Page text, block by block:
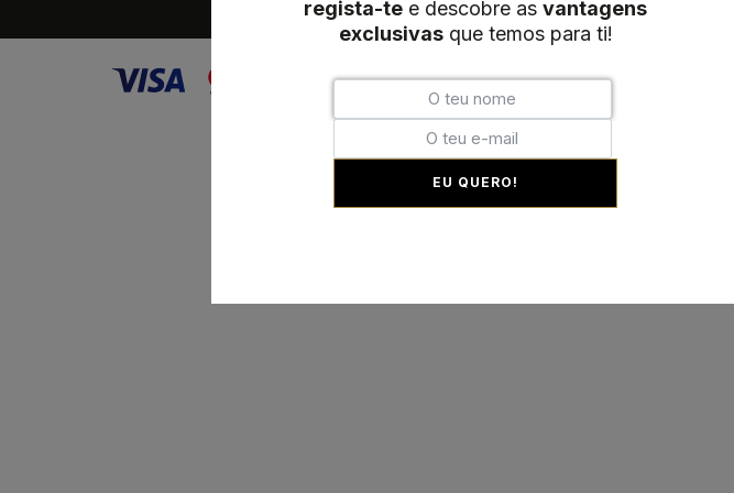
regista-te e descobre as vantagens
exclusivasque temos para ti!
EU QUERO!